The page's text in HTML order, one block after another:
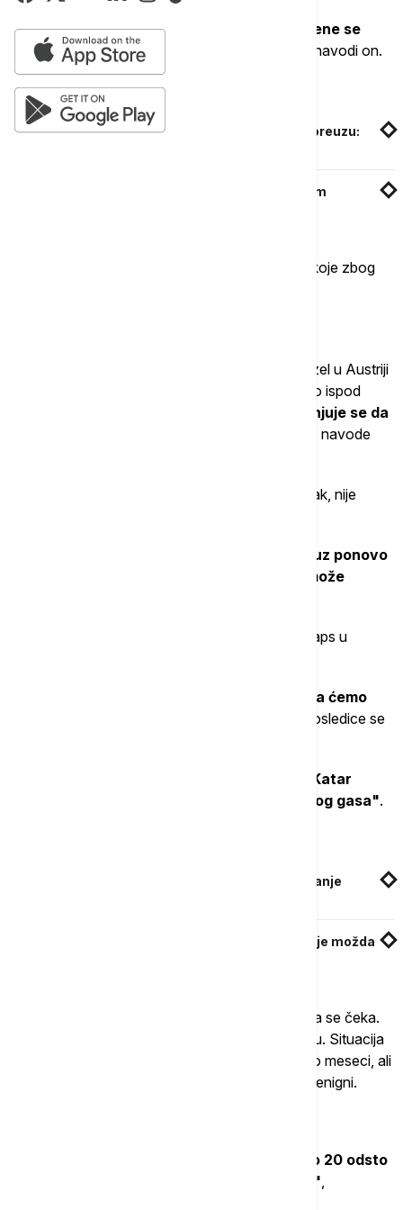
"Mi ovde još uvek dobijamo svoj dizel. Ali cene se
formiraju na osnovu međunarodnih cena"
, navodi on.
Povezane vesti
Tramp i Starmer razgovarali o Ormuskom moreuzu:
CENTCOM: Oslabljen uticaj Irana u Ormuskom
Evropa može da plati više nego azijske zemlje, koje zbog
Razvoj situacije je već vidljiv na pumpama jer dizel u Austriji
sada košta više od dva evra po litru, benzin malo ispod
procenjuje se da
, navode
Koliko će ovakva situacija trajati, navodi stručnjak, nije
"Više nije pitanje kada će se Ormuski moreuz ponovo
otvoriti, već je pitanje da li se išta uopšte može
On primećuje i da je posebno problematičan kolaps u
"Ako gas iz Katara nastavi da izostaje, onda ćemo
, navodi Benigni, a posledice se
"To je ogroman problem širom sveta jer je Katar
naravno jedan od najvećih dobavljača tečnog gasa".
Prekid isporuka đubriva iz Zaliva dovodi u pitanje
Vučić za "Berliner Cajtung": Treći svetski rat je možda
On primećuje i to da do pada cena treba dugo da se čeka.
Čak i ako dođe do brzog smirivanja, efekti ostaju. Situacija
sa naftom mogla bi se donekle smiriti za nekoliko meseci, ali
cene "više neće pasti na nivo pre krize", kaže Benigni.
"U sektoru gasa nedostajaće nam oko 17 do 20 odsto
gasa iz Katara u narednih tri do pet godina"